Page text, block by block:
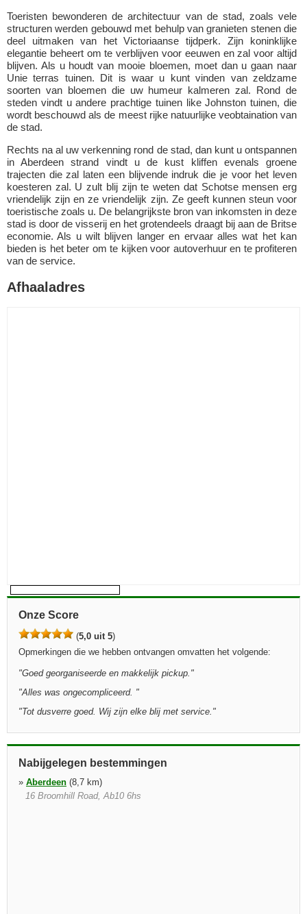
Toeristen bewonderen de architectuur van de stad, zoals vele
structuren werden gebouwd met behulp van granieten stenen die
deel uitmaken van het Victoriaanse tijdperk. Zijn koninklijke
elegantie beheert om te verblijven voor eeuwen en zal voor altijd
blijven. Als u houdt van mooie bloemen, moet dan u gaan naar
Unie terras tuinen. Dit is waar u kunt vinden van zeldzame
soorten van bloemen die uw humeur kalmeren zal. Rond de
steden vindt u andere prachtige tuinen like Johnston tuinen, die
wordt beschouwd als de meest rijke natuurlijke veobtaination van
de stad.
Rechts na al uw verkenning rond de stad, dan kunt u ontspannen
in Aberdeen strand vindt u de kust kliffen evenals groene
trajecten die zal laten een blijvende indruk die je voor het leven
koesteren zal. U zult blij zijn te weten dat Schotse mensen erg
vriendelijk zijn en ze vriendelijk zijn. Ze geeft kunnen steun voor
toeristische zoals u. De belangrijkste bron van inkomsten in deze
stad is door de visserij en het grotendeels draagt bij aan de Britse
economie. Als u wilt blijven langer en ervaar alles wat het kan
bieden is het beter om te kijken voor autoverhuur en te profiteren
van de service.
Afhaaladres
Onze Score
(5,0 uit 5)
Opmerkingen die we hebben ontvangen omvatten het volgende:
"Goed georganiseerde en makkelijk pickup. "
"Alles was ongecompliceerd. "
"Tot dusverre goed. Wij zijn elke blij met service. "
Nabijgelegen bestemmingen
» Aberdeen (8,7 km)
16 Broomhill Road, Ab10 6hs